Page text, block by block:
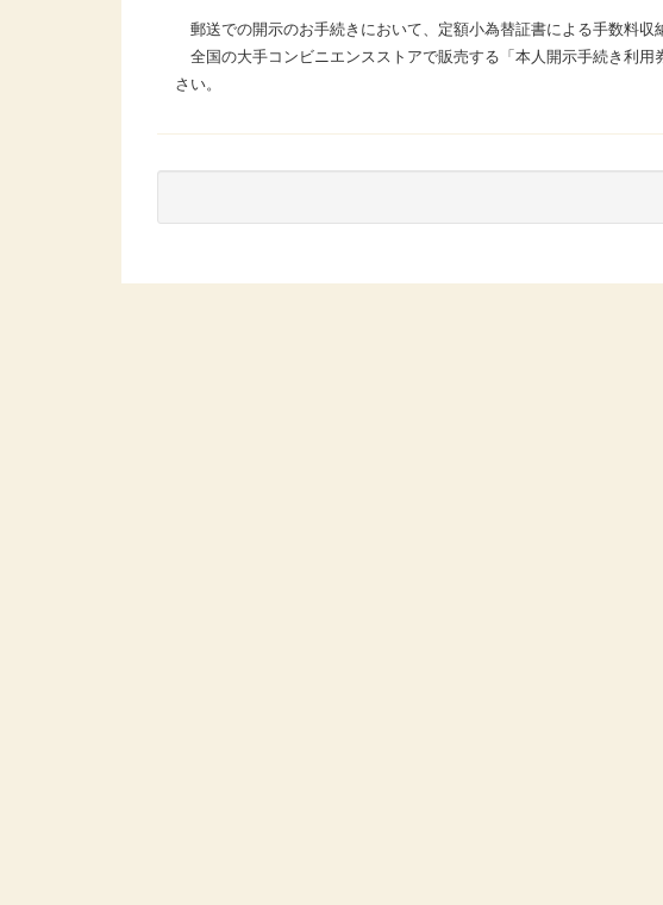
郵送での開示のお手続きにおいて、定額小為替証書による手数料収
全国の大手コンビニエンスストアで販売する「本人開示手続き利
さい。